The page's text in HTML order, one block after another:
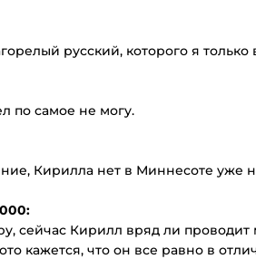
русский, которого я только
по самое не могу.
Кирилла нет в Миннесоте уже
сейчас Кирилл вряд ли
кажется, что он все равно в